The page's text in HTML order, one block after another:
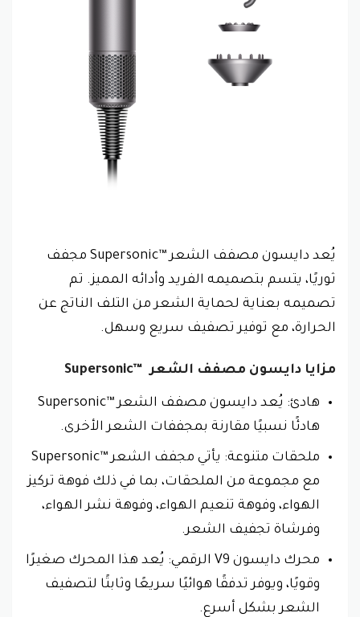
يُعد دايسون مصفف الشعر Supersonic™‎ مجفف
ثوريًا، يتسم بتصميمه الفريد وأدائه المميز. تم
تصميمه بعناية لحماية الشعر من التلف الناتج عن
الحرارة، مع توفير تصفيف سريع وسهل.
مزايا دايسون مصفف الشعر Supersonic™‎
هادئ: يُعد دايسون مصفف الشعر Supersonic™‎
هادئًا نسبيًا مقارنة بمجففات الشعر الأخرى.
ملحقات متنوعة: يأتي مجفف الشعر Supersonic™‎
مع مجموعة من الملحقات، بما في ذلك فوهة تركيز
الهواء، وفوهة تنعيم الهواء، وفوهة نشر الهواء،
وفرشاة تجفيف الشعر.
محرك دايسون V9 الرقمي: يُعد هذا المحرك صغيرًا
وقويًا، ويوفر تدفقًا هوائيًا سريعًا وثابتًا لتصفيف
الشعر بشكل أسرع.